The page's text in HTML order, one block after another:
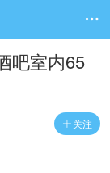

吧室内65
 关注